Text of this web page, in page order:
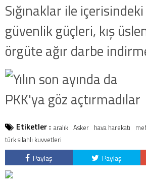
Sığınaklar ile
güvenlik güçleri, kış
örgüte ağır darbe
Etiketler : aralık Asker hava harekatı
türk silahlı kuvvetleri
Paylaş Paylaş